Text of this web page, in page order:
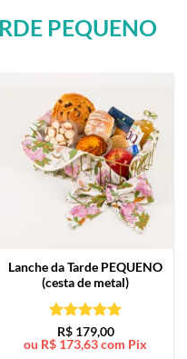
PEQUENO
Lanche da Tarde PEQUENO
(cesta de metal)
Avaliação5
de 5
R$179,00
ou R$ 173,63com Pix